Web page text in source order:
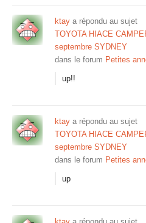
ktay a répondu au sujet
TOYOTA HIACE
septembre SYDNEY
dans le forum Petites
up!!
ktay a répondu au sujet
TOYOTA HIACE
septembre SYDNEY
dans le forum Petites
up